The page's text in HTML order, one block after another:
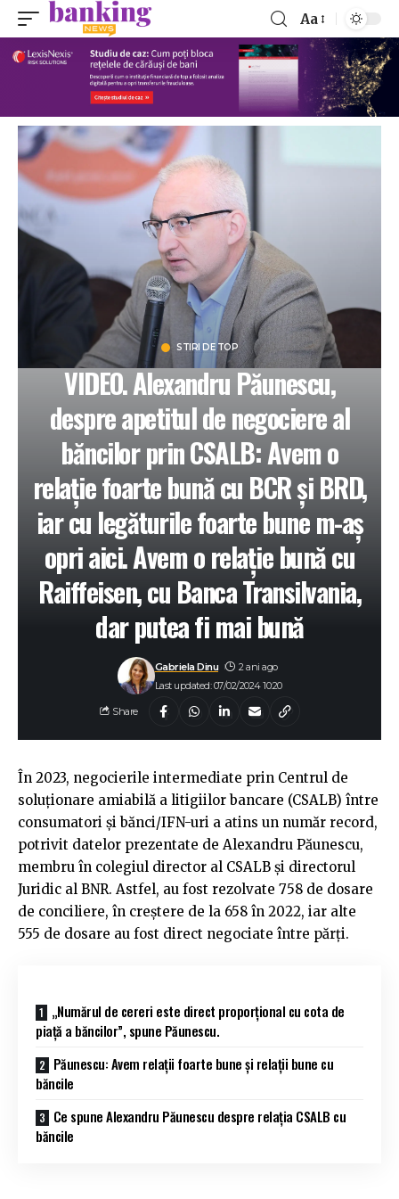
Aa
STIRI DE TOP
VIDEO. Alexandru Păunescu,
despre apetitul de negociere al
băncilor prin CSALB: Avem o
relaţie foarte bună cu BCR și BRD,
iar cu legăturile foarte bune m-aş
opri aici. Avem o relaţie bună cu
Raiffeisen, cu Banca Transilvania,
dar putea fi mai bună
Last updated: 07/02/2024 10:20
Gabriela Dinu 2 ani ago
Share
În 2023, negocierile intermediate prin Centrul de
soluționare amiabilă a litigiilor bancare (CSALB) între
consumatori și bănci/IFN-uri a atins un număr record,
potrivit datelor prezentate de Alexandru Păunescu,
membru în colegiul director al CSALB și directorul
Juridic al BNR. Astfel, au fost rezolvate 758 de dosare
de conciliere, în creștere de la 658 în 2022, iar alte
555 de dosare au fost direct negociate între părți.
„Numărul de cereri este direct proporțional cu cota de
piață a băncilor”, spune Păunescu.
Păunescu: Avem relații foarte bune și relații bune cu
băncile
Ce spune Alexandru Păunescu despre relația CSALB cu
băncile